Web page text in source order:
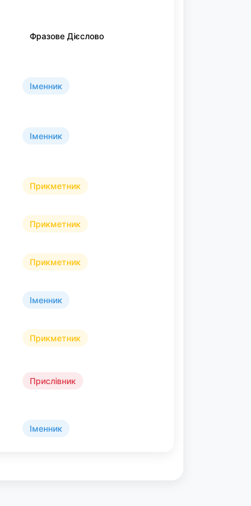
Фразове Дієслово
Іменник
Іменник
Прикметник
Прикметник
Прикметник
Іменник
Прикметник
Прислівник
Іменник